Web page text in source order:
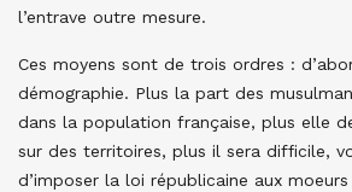
l’entrave outre mesure.
Ces moyens sont de trois ordres :
démographie. Plus la part des
dans la population française, plus elle
sur des territoires, plus il sera difficile,
d’imposer la loi républicaine aux moeurs